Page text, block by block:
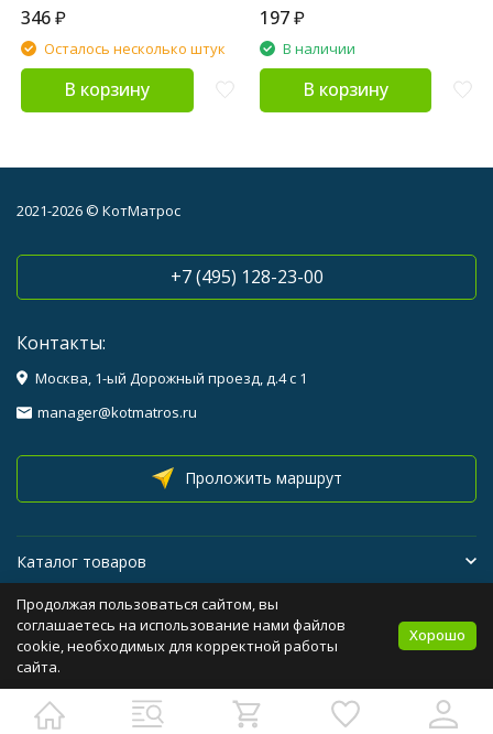
346₽
Осталось несколько штук
В корзину
197 ₽
В наличии
В корзину
2021-2026 © КотМатрос
+7 (495) 128-23-00
Контакты:
Москва, 1-ый Дорожный проезд, д.4 с 1
manager@kotmatros.ru
Проложить маршрут
Каталог товаров
Помощь
Бренды
Продолжая пользоваться сайтом, вы
соглашаетесь на использование нами файлов
cookie, необходимых для корректной работы
сайта.
Хорошо